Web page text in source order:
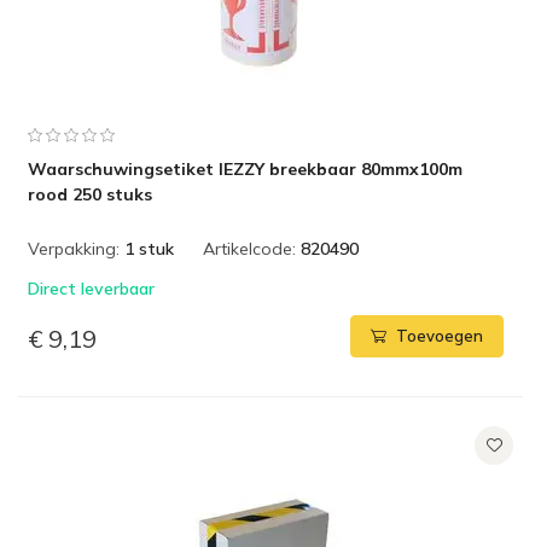
Waarschuwingsetiket IEZZY breekbaar 80mmx100m
rood 250 stuks
Verpakking: 1 stuk Artikelcode: 820490
Direct leverbaar
€ 9,19 Toevoegen